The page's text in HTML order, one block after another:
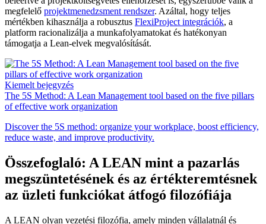
megfelelő projektmenedzsment rendszer. Azáltal, hogy teljes
mértékben kihasználja a robusztus FlexiProject integrációk, a
platform racionalizálja a munkafolyamatokat és hatékonyan
támogatja a Lean-elvek megvalósítását.
Kiemelt bejegyzés
The 5S Method: A Lean Management tool based on the five pillars
of effective work organization
Discover the 5S method: organize your workplace, boost efficiency,
reduce waste, and improve productivity.
Összefoglaló: A LEAN mint a pazarlás
megszüntetésének és az értékteremtésnek
az üzleti funkciókat átfogó filozófiája
A LEAN olyan vezetési filozófia, amely minden vállalatnál és